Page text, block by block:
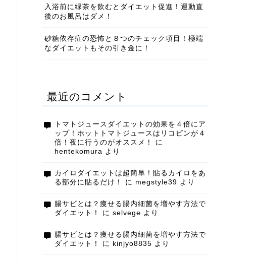
入浴前に緑茶を飲むとダイエット促進！運動直
後のお風呂はダメ！
砂糖依存症の恐怖と８つのチェック項目！極端
なダイエットもその引き金に！
最近のコメント
トマトジュースダイエットの効果を４倍にア
ップ！ホットトマトジュースはリコピンが４
倍！夜に行うのがオススメ！
に
hentekomura より
カイロダイエットは超簡単！貼るカイロをあ
る部分に貼るだけ！
に megstyle39 より
腸サビとは？痩せる腸内細菌を増やす方法で
ダイエット！
に selvege より
腸サビとは？痩せる腸内細菌を増やす方法で
ダイエット！
に kinjyo8835 より